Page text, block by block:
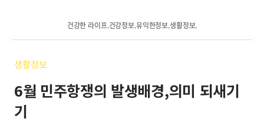
건강한 라이프.건강정보.유익한정보.생활정보.
생활정보
6월 민주항쟁의 발생배경,의미 되새기
기